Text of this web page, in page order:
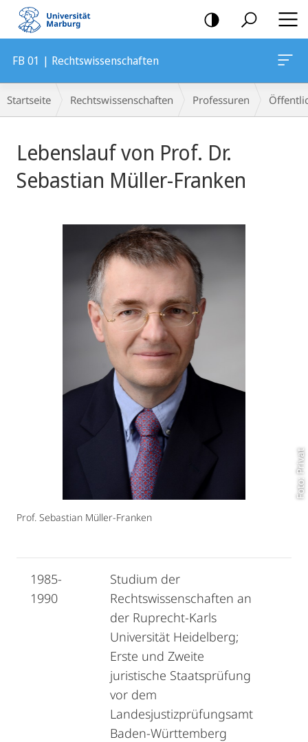
Mobile-
Navigation
FB 01 | Rechtswissenschaften
Breadcrumb-
Navigation
Startseite Rechtswissenschaften Professuren
Lebenslauf von Prof. Dr.
Sebastian Müller-Franken
Foto: Privat
Prof. Sebastian Müller-Franken
1985-
1990
Studium der
Rechtswissenschaften an
der Ruprecht-Karls
Universität Heidelberg;
Erste und Zweite
juristische Staatsprüfung
vor dem
Landesjustizprüfungsamt
Baden-Württemberg